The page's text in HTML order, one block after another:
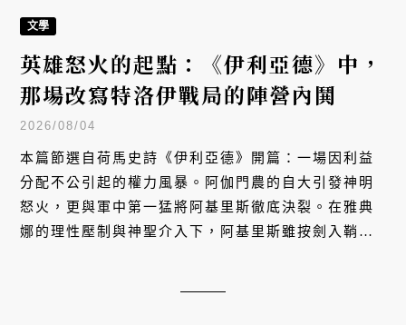
文學
英雄怒火的起點：《伊利亞德》中，
那場改寫特洛伊戰局的陣營內鬨
2026/08/04
本篇節選自荷馬史詩《伊利亞德》開篇：一場因利益
分配不公引起的權力風暴。阿伽門農的自大引發神明
怒火，更與軍中第一猛將阿基里斯徹底決裂。在雅典
娜的理性壓制與神聖介入下，阿基里斯雖按劍入鞘，